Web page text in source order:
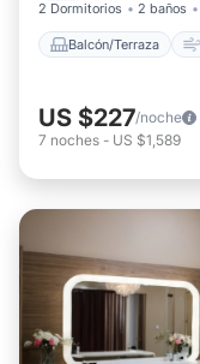
2 Dormitorios 2 baños
Balcón/Terraza
US $227/noche
7 noches - US $1,589